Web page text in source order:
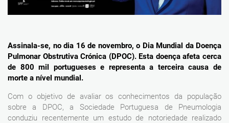
Assinala-se, no dia 16 de novembro, o Dia Mundial da Doença
Pulmonar Obstrutiva Crónica (DPOC). Esta doença afeta cerca
de 800 mil portugueses e representa a terceira causa de
morte a nível mundial.
Com o objetivo de avaliar os conhecimentos da população
sobre a DPOC, a Sociedade Portuguesa de Pneumologia
conduziu recentemente um estudo de notoriedade realizado